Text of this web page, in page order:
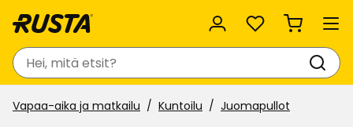
Suosikit
Haku
Vapaa-aika ja matkailu Kuntoilu Juomapullot